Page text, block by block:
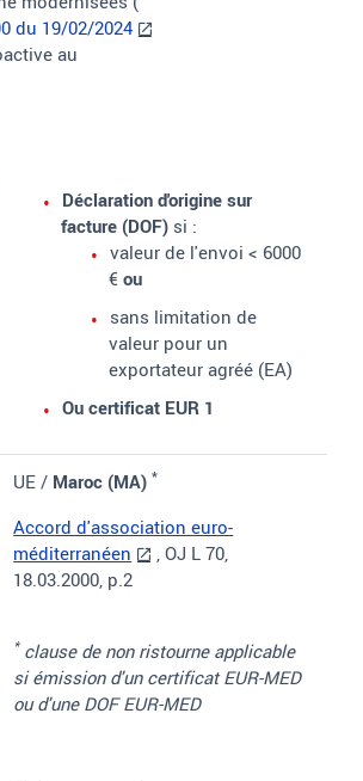
du 19/02/2024
au
Déclaration d'origine sur
facture (DOF) si :
valeur de l'envoi < 6000
€ou
sans limitation de
valeur pour un
exportateur agréé (EA)
Ou certificat EUR 1
UE / Maroc (MA)*
Accord d'association euro-
méditerranéen
, OJ L 70,
18.03.2000, p.2
*clause de non ristourne applicable
si émission d'un certificat EUR-MED
ou d'une DOF EUR-MED